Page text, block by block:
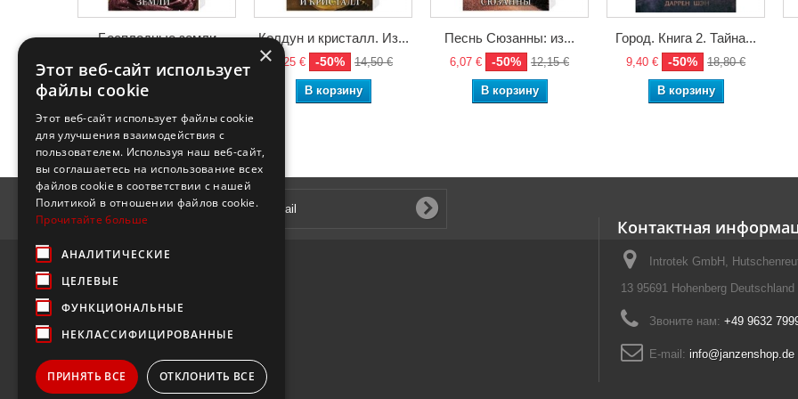
Бесплодные земли
6,68 € -50%
В корзину
Колдун и кристалл. Из...
7,25 € -50% 14,50 €
В корзину
Песнь Сюзанны: из...
6,07 € -50% 12,15 €
В корзину
Город. Книга 2. Тайна...
9,40 € -50% 18,80 €
В корзину
Рассылка
Контактная
Introtek GmbH,
13 95691 Hohenberg Deutschland
Звоните нам: +49 9632
E-mail: info@janzenshop.de
×
Этот веб-сайт использует
файлы cookie
Этот веб-сайт использует файлы cookie
для улучшения взаимодействия с
пользователем. Используя наш веб-сайт,
вы соглашаетесь на использование всех
файлов cookie в соответствии с нашей
Политикой в ​​отношении файлов cookie.
Прочитайте больше
АНАЛИТИЧЕСКИЕ
ЦЕЛЕВЫЕ
ФУНКЦИОНАЛЬНЫЕ
НЕКЛАССИФИЦИРОВАННЫЕ
ПРИНЯТЬ ВСЕ ОТКЛОНИТЬ ВСЕ